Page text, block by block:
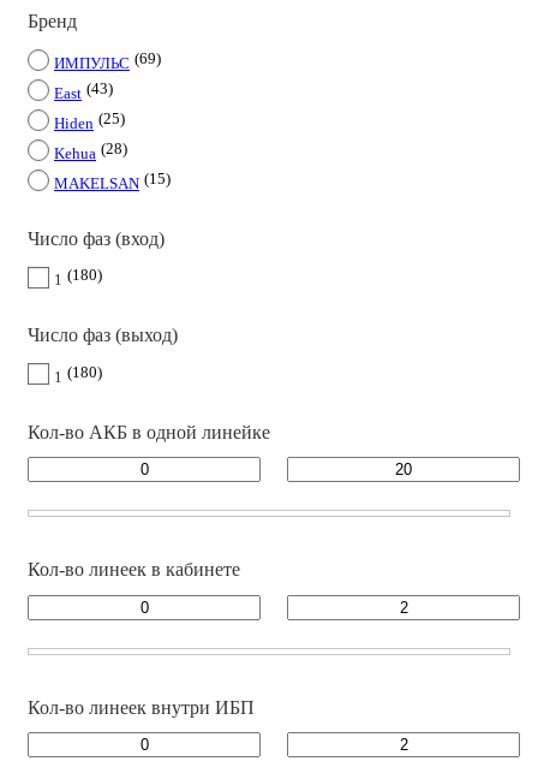
Бренд
ИМПУЛЬС 69
East 43
Hiden 25
Kehua 28
MAKELSAN 15
Число фаз (вход)
1 180
Число фаз (выход)
1 180
Кол-во АКБ в одной линейке
Кол-во линеек в кабинете
Кол-во линеек внутри ИБП